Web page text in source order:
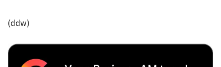
(ddw)